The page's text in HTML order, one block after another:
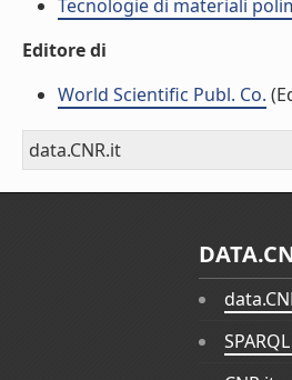
Tecnologie di materiali
Editore di
World Scientific Publ. Co.
data.CNR.it